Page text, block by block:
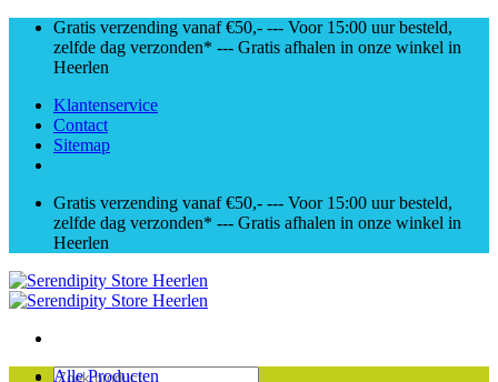
Skip
content
Gratis verzending vanaf €50,- --- Voor 15:00 uur besteld,
zelfde dag verzonden* --- Gratis afhalen in onze winkel in
Heerlen
Klantenservice
Contact
Sitemap
Gratis verzending vanaf €50,- --- Voor 15:00 uur besteld,
zelfde dag verzonden* --- Gratis afhalen in onze winkel in
Heerlen
Zoeken
Alle Producten